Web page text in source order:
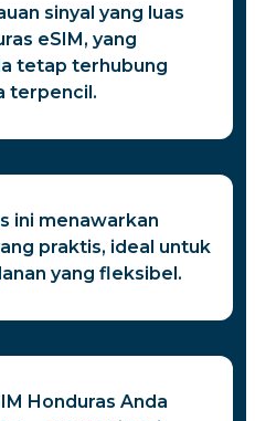
sinyal yang luas
eSIM, yang
tetap terhubung
terpencil.
ini menawarkan
praktis, ideal untuk
yang fleksibel.
Honduras Anda